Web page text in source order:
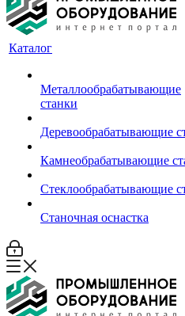
Каталог
Металлообрабатывающие
станки
Деревообрабатывающие
Камнеобрабатывающие
Стеклообрабатывающие
Станочная оснастка